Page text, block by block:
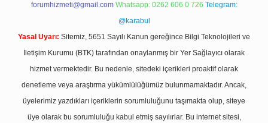
forumhizmeti@gmail.com Whatsapp: 0262 606 0 726 Telegram:
@karabul
Yasal Uyarı: Sitemiz, 5651 Sayılı Kanun gereğince Bilgi Teknolojileri ve
İletişim Kurumu (BTK) tarafından onaylanmış bir Yer Sağlayıcı olarak
hizmet vermektedir. Bu nedenle, sitedeki içerikleri proaktif olarak
denetleme veya araştırma yükümlülüğümüz bulunmamaktadır. Ancak,
üyelerimiz yazdıkları içeriklerin sorumluluğunu taşımakta olup, siteye
üye olarak bu sorumluluğu kabul etmiş sayılırlar. Bu internet sitesi,